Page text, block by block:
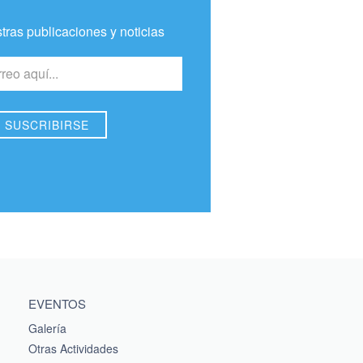
publicaciones y noticias
EVENTOS
Galería
Otras Actividades